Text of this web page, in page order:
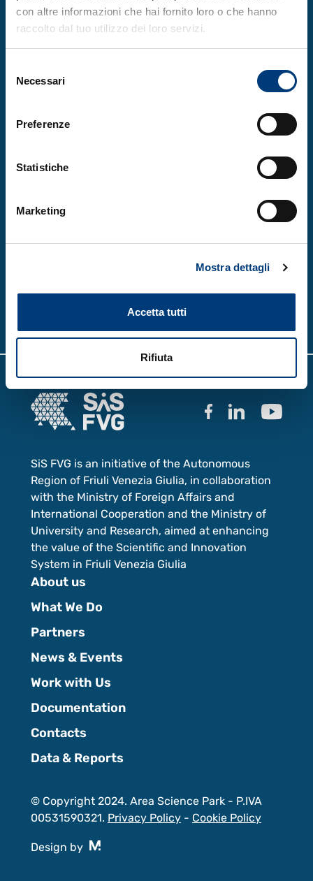
con altre informazioni che hai fornito loro o che hanno
raccolto dal tuo utilizzo dei loro servizi.
delNecessari
Preferenze
Statistiche
Marketing
Mostra dettagli
Accetta tutti
Rifiuta
ICTP – Abdus Salam International Centre
for Theoretical Physics
Training and Research in
SiS FVG is an initiative of the Autonomous
Region of Friuli Venezia Giulia, in collaboration
with the Ministry of Foreign Affairs and
International Cooperation and the Ministry of
University and Research, aimed at enhancing
the value of the Scientific and Innovation
System in Friuli Venezia Giulia
About us
What We Do
Partners
News & Events
Work with Us
Documentation
Contacts
Data & Reports
© Copyright 2024. Area Science Park - P.IVA
00531590321. Privacy Policy- Cookie Policy
Design by